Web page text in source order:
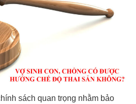
sách quan trọng nhằm bảo